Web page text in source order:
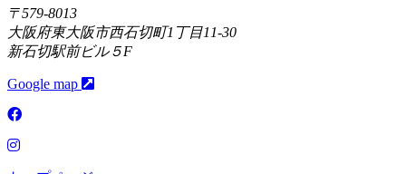
〒579-8013
大阪府東大阪市西石切町1丁目11-30
新石切駅前ビル５F
Google map